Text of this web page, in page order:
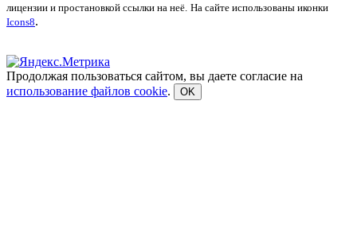
лицензии и простановкой ссылки на неё. На сайте использованы иконки
Icons8.
Продолжая пользоваться сайтом, вы даете согласие на
использование файлов cookie. OK